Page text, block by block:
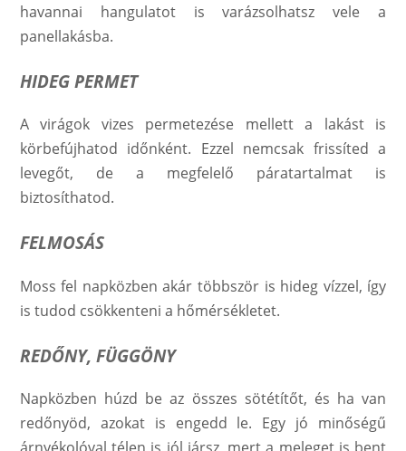
havannai hangulatot is varázsolhatsz vele a
panellakásba.
HIDEG PERMET
A virágok vizes permetezése mellett a lakást is
körbefújhatod időnként. Ezzel nemcsak frissíted a
levegőt, de a megfelelő páratartalmat is
biztosíthatod.
FELMOSÁS
Moss fel napközben akár többször is hideg vízzel, így
is tudod csökkenteni a hőmérsékletet.
REDŐNY, FÜGGÖNY
Napközben húzd be az összes sötétítőt, és ha van
redőnyöd, azokat is engedd le. Egy jó minőségű